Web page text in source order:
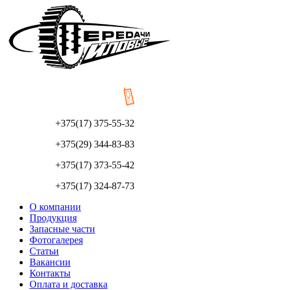
+375(17) 375-55-32
+375(29) 344-83-83
+375(17) 373-55-42
+375(17) 324-87-73
О компании
Продукция
Запасные части
Фотогалерея
Статьи
Вакансии
Контакты
Оплата и доставка